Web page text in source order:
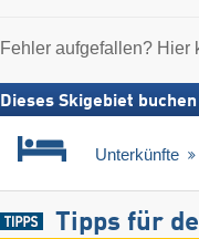
Fehler aufgefallen? Hier
Dieses Skigebiet buchen
Unterkünfte
Tipps für